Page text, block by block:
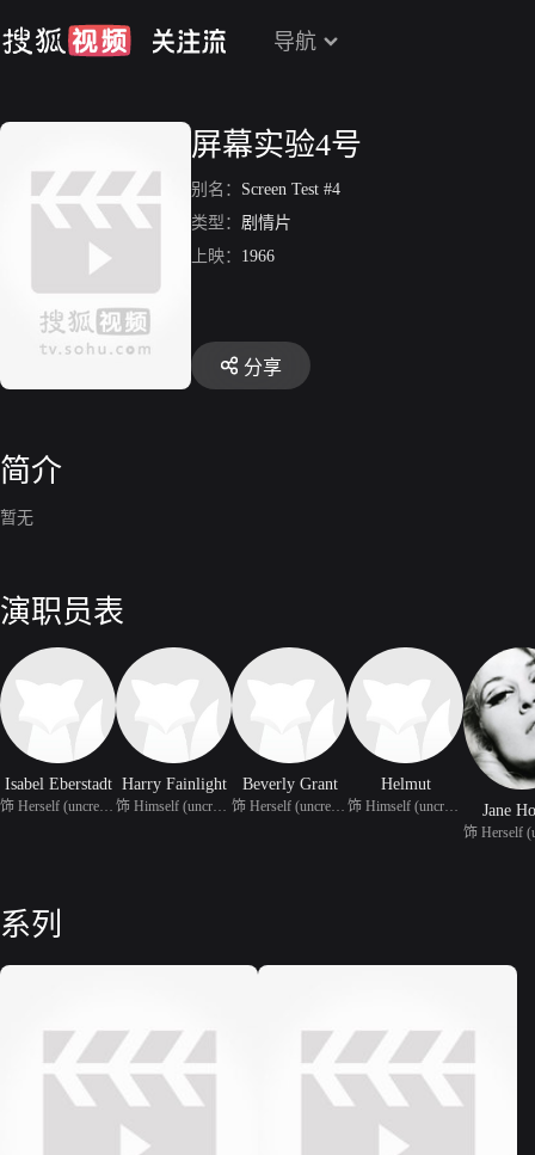
导航
屏幕实验4号
别名： Screen Test #4
类型： 剧情片
上映： 1966
分享
简介
暂无
演职员表
Isabel Eberstadt
饰 Herself (uncredited)
Harry Fainlight
饰 Himself (uncredited)
Beverly Grant
饰 Herself (uncredited)
Helmut
饰 Himself (uncredited) Jane
系列